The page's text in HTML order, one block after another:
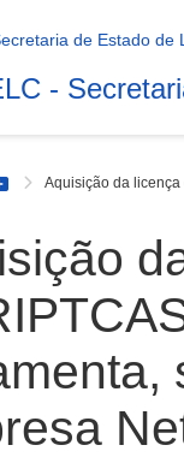
-
Menu
Aquisição da licença